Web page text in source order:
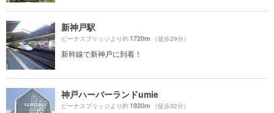
新神戸駅
ビーナスブリッジより約1720m （徒歩29分）
新幹線で新神戸に到着！
神戸ハーバーランドumie
ビーナスブリッジより約1920m （徒歩32分）